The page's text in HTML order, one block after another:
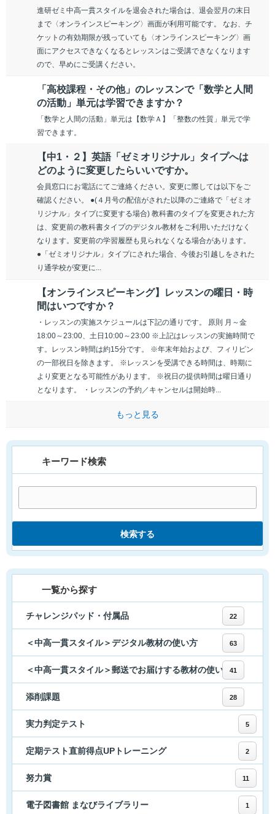
進研ゼミ中高一貫スタイルを退会された場合は、退会翌月の末日
まで〈オンラインスピーキング〉画面が利用可能です。 なお、チ
ケットの有効期限が残っていても〈オンラインスピーキング〉画
面にアクセスできなくなるとレッスンはご受講できなくなります
ので、早めにご受講ください。
「高校課程・その他」のレッスンで「数学と人間
の活動」単元は学習できますか？
「数学と人間の活動」単元は【数学Ａ】「整数の性質」単元で学
習できます。
【中1・２】英語「ゼミオリジナル」タイプへは
どのように変更したらいいですか。
会員窓口にお電話にてご連絡ください。変更に際しては以下をご
確認ください。 ●(４月号の配信がされた以降のご連絡で「ゼミオ
リジナル」タイプに変更する場合) 教科書のタイプを変更された方
は、変更前の教科書タイプのデジタル教材をご利用いただけなく
なります。変更前の学習履歴も見られなくなる場合があります。
●「ゼミオリジナル」タイプにされた場合、今後お引越しをされた
り通学校が変更に...
【オンラインスピーキング】レッスンの曜日・時
間はいつですか？
・レッスンの実施スケジュールは下記の通りです。 原則 月～金
18:00～23:00、土日10:00～23:00 ※上記はレッスンの実施時間で
す。レッスン時間は約15分です。 ※年末年始および、フィリピン
の一部祝日を除きます。 ※レッスンを受講できる時間は、時期に
より変更となる可能性があります。 ※祝日の提供時間は曜日通り
となります。 ・レッスンの予約／キャンセルは開始時...
もっと見る
キーワード検索
検索する
一覧から探す
チャレンジパッド・付属品 22
＜中高一貫スタイル＞デジタル教材の使い方 63
＜中高一貫スタイル＞郵送でお届けする教材の使い方41
添削課題 28
実力判定テスト 5
定期テスト直前得点UPトレーニング 2
努力賞 11
電子図書館 まなびライブラリー 1